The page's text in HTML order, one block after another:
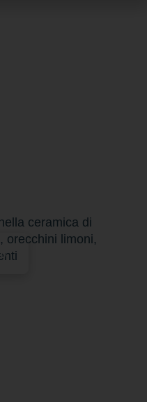
ceramica di
orecchini limoni,